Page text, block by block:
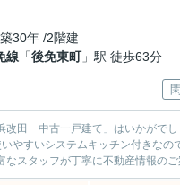
30年 /2階建
線 「後免東町」駅 徒歩63分
田 中古一戸建て」はいかがで
やすいシステムキッチン付きな
スタッフが丁寧に不動産情報の